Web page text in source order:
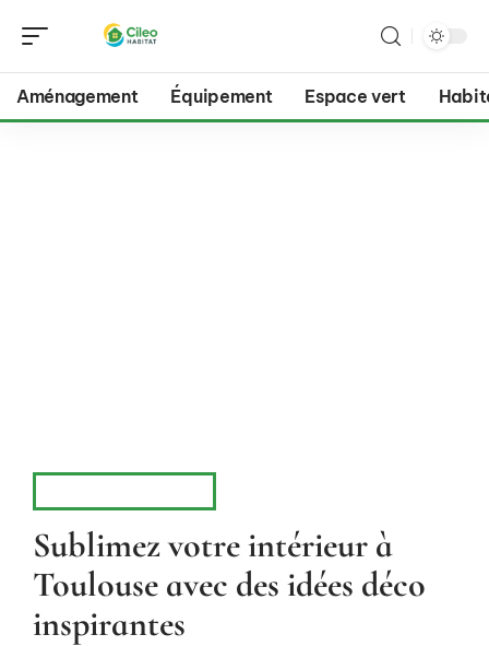
Aménagement Équipement Espace vert
Sublimez votre intérieur à
Toulouse avec des idées déco
inspirantes